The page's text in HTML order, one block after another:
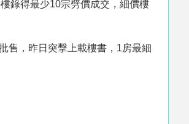
錄得最少10宗劈價成交，細價樓
售，昨日突擊上載樓書，1房最細